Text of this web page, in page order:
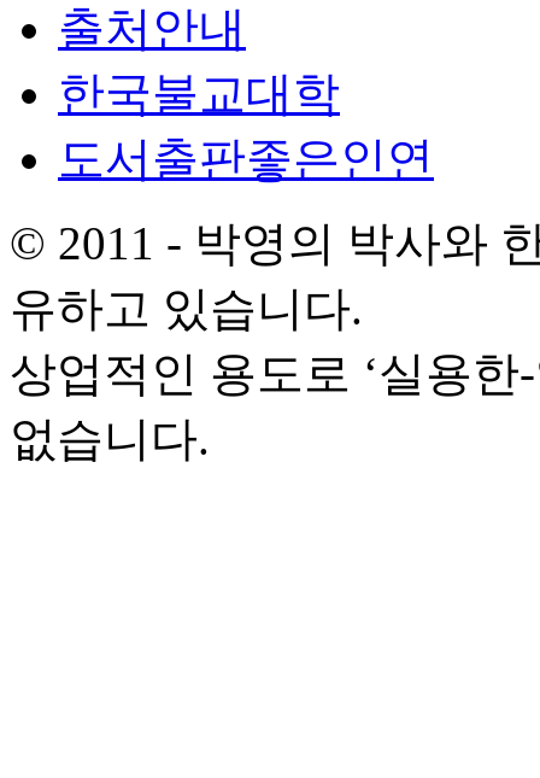
출처안내
한국불교대학
도서출판좋은인연
© 2011 - 박영의 박사와
유하고 있습니다.
상업적인 용도로 ‘실용
없습니다.